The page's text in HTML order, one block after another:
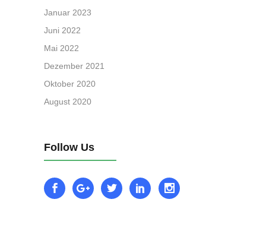
Januar 2023
Juni 2022
Mai 2022
Dezember 2021
Oktober 2020
August 2020
Follow Us